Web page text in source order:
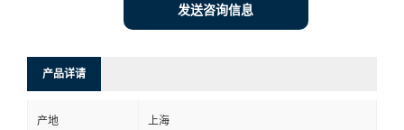
发送咨询信息
产品详请
产地 上海